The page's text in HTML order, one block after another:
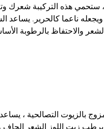
ستحمي هذه التركيبة شعرك
ناعما كالحرير. يساعد
والاحتفاظ بالرطوبة
بالزيوت التصالحية ،
يرطب زيت اللوز الشعر الجاف